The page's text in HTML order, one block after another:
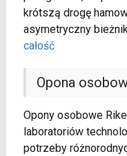
krótszą drogę
asymetryczny
całość
Opona
Opony osobowe
laboratoriów
potrzeby